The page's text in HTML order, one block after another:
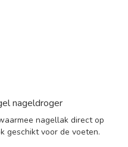
nageldroger
nagellak direct op
geschikt voor de voeten.